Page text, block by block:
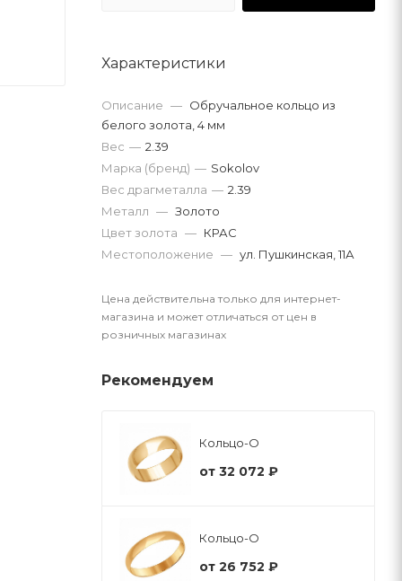
Характеристики
Описание — Обручальное кольцо из
белого золота, 4 мм
Вес драгметалла — 2.39
Марка (бренд) — Sokolov
Вес — 2.39
Металл — Золото
Цвет золота — КРАС
Местоположение — ул. Пушкинская, 11А
Цена действительна только для интернет-
магазина и может отличаться от цен в
розничных магазинах
Рекомендуем
Кольцо-О
от 32 072 ₽
Кольцо-О
от 26 752 ₽